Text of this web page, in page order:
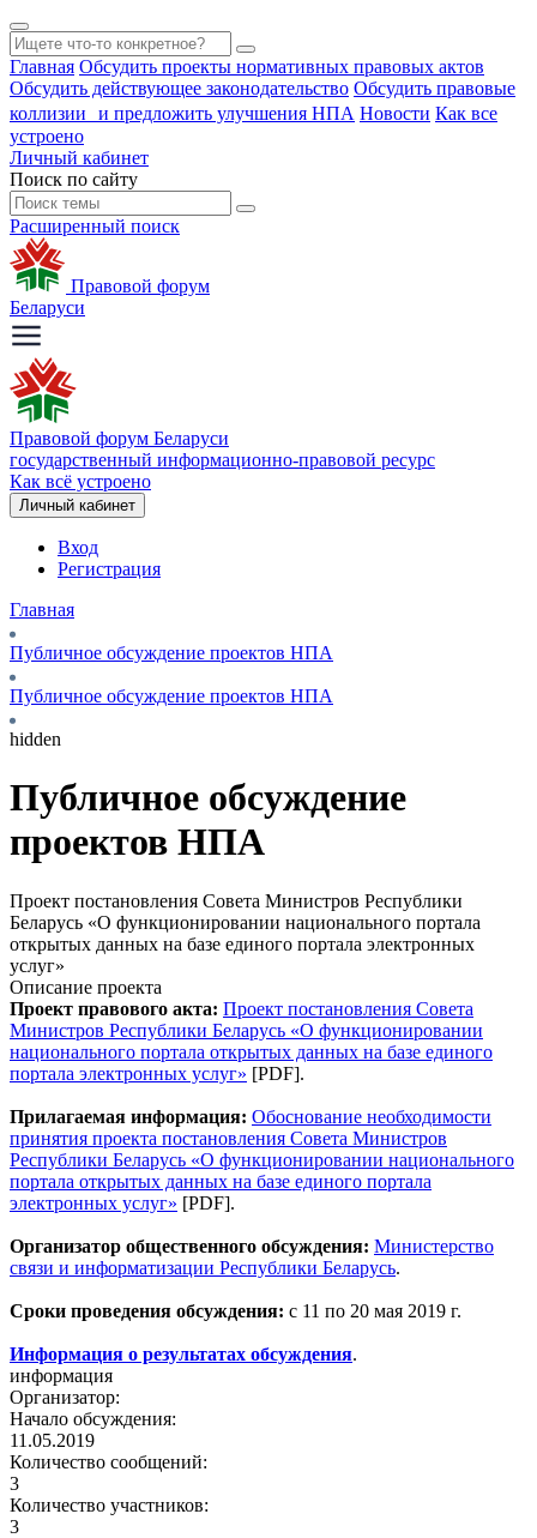
Главная Обсудить проекты нормативных правовых актов
Обсудить действующее законодательство Обсудить правовые
коллизии и предложить улучшения НПА Новости Как все
устроено
Личный кабинет
Поиск по сайту
Расширенный поиск
Правовой форум
Беларуси
Правовой форум Беларуси
государственный информационно-правовой ресурс
Как всё устроено
Личный кабинет
Вход
Регистрация
Главная
Публичное обсуждение проектов НПА
Публичное обсуждение проектов НПА
hidden
Публичное обсуждение
проектов НПА
Проект постановления Совета Министров Республики
Беларусь «О функционировании национального портала
открытых данных на базе единого портала электронных
услуг»
Описание проекта
Проект правового акта: Проект постановления Совета
Министров Республики Беларусь «О функционировании
национального портала открытых данных на базе единого
портала электронных услуг» [PDF].
Прилагаемая информация: Обоснование необходимости
принятия проекта постановления Совета Министров
Республики Беларусь «О функционировании национального
портала открытых данных на базе единого портала
электронных услуг» [PDF].
Организатор общественного обсуждения: Министерство
связи и информатизации Республики Беларусь.
Сроки проведения обсуждения: с 11 по 20 мая 2019 г.
Информация о результатах обсуждения.
информация
Организатор:
Начало обсуждения:
11.05.2019
Количество сообщений:
3
Количество участников:
3